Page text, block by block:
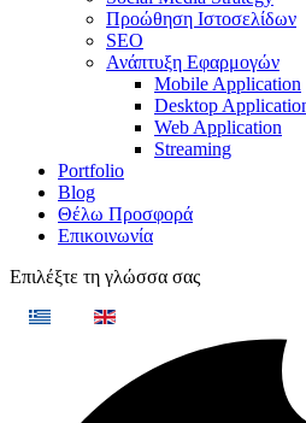
Προώθηση Ιστοσελίδων
SEO
Ανάπτυξη Εφαρμογών
Mobile Application
Desktop
Web Application
Streaming
Portfolio
Blog
Θέλω Προσφορά
Επικοινωνία
Επιλέξτε τη γλώσσα σας